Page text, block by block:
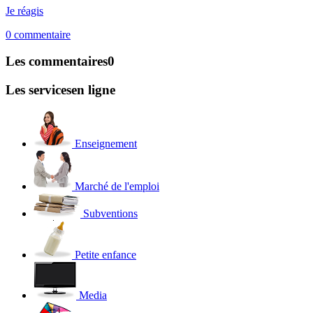
Je réagis
0 commentaire
Les commentaires0
Les servicesen ligne
Enseignement
Marché de l'emploi
Subventions
Petite enfance
Media